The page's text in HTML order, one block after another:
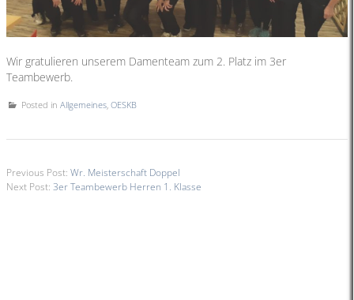
Wir gratulieren unserem Damenteam zum 2. Platz im 3er
Teambewerb.
Posted inAllgemeines ,OESKB
Previous Post:Wr. Meisterschaft Doppel
Next Post:3er Teambewerb Herren 1. Klasse